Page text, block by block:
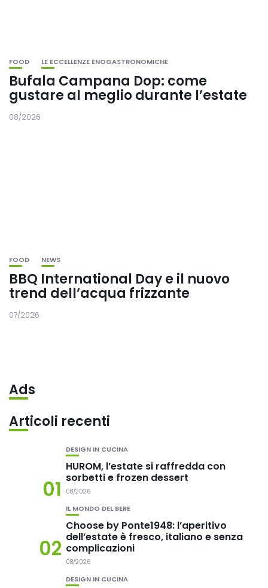
FOOD LE ECCELLENZE ENOGASTRONOMICHE
Bufala Campana Dop: come
gustare al meglio durante l’estate
08/2026
FOOD NEWS
BBQ International Day e il nuovo
trend dell’acqua frizzante
07/2026
Ads
Articoli recenti
01
DESIGN IN CUCINA
HUROM, l’estate si raffredda con
sorbetti e frozen dessert
08/2026
02
IL MONDO DEL BERE
Choose by Ponte1948: l’aperitivo
dell’estate è fresco, italiano e senza
complicazioni
08/2026
DESIGN IN CUCINA